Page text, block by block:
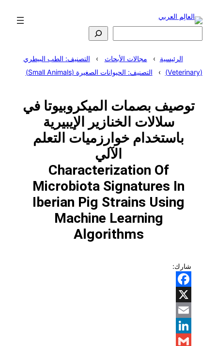
المحتوى
الرئيسية مجالات الأبحاث
التصنيف: الطب البيطري
(Veterinary)
التصنيف: الحيوانات الصغيرة (Small Animals)
توصيف بصمات الميكروبيوتا في
سلالات الخنازير الإيبيرية
باستخدام خوارزميات التعلم
الآلي
Characterization Of
Microbiota Signatures In
Iberian Pig Strains Using
Machine Learning
Algorithms
شارك:
Facebook
X
Email
LinkedIn